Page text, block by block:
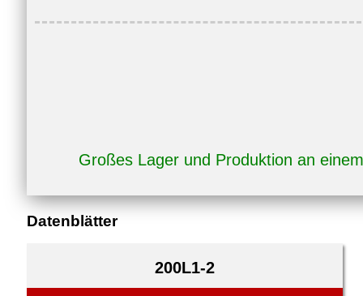
Großes Lager und Produktion an
Datenblätter
200L1-2